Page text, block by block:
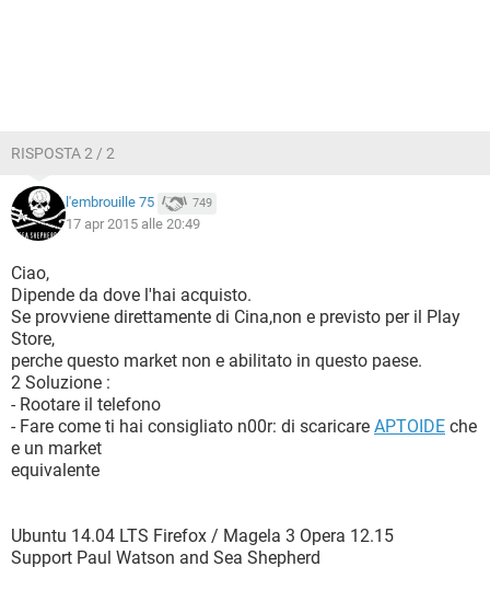
RISPOSTA 2 / 2
l'embrouille 75 749
17 apr 2015 alle 20:49
Ciao,
Dipende da dove l'hai acquisto.
Se provviene direttamente di Cina,non e previsto per il Play
Store,
perche questo market non e abilitato in questo paese.
2 Soluzione :
- Rootare il telefono
- Fare come ti hai consigliato n00r: di scaricare APTOIDE che
e un market
equivalente
Ubuntu 14.04 LTS Firefox / Magela 3 Opera 12.15
Support Paul Watson and Sea Shepherd